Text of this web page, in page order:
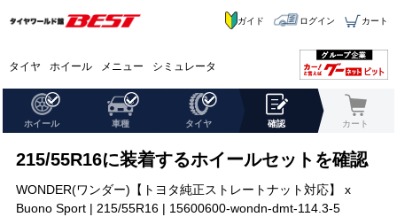
タイヤ ホイール メニュー シミュレータ
ガイド ログイン カート
ホイール 車種 タイヤ 確認 カート
215/55R16に装着するホイールセットを確認
WONDER(ワンダー)【トヨタ純正ストレートナット対応】 x
Buono Sport | 215/55R16 | 15600600-wondn-dmt-114.3-5